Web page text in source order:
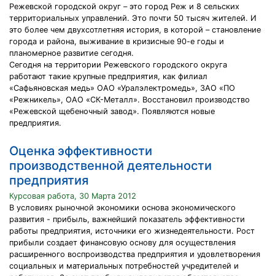
Режевской городской округ – это город Реж и 8 сельских
территориальных управлений. Это почти 50 тысяч жителей. И
это более чем двухсотлетняя история, в которой – становление
города и района, выживание в кризисные 90-е годы и
планомерное развитие сегодня.
Сегодня на территории Режевского городского округа
работают такие крупные предприятия, как филиал
«Сафьяновская медь» ОАО «Уралэлектромедь», ЗАО «ПО
«Режникель», ОАО «СК-Металл». Восстановил производство
«Режевской щебеночный завод». Появляются новые
предприятия.
Оценка эффективности
производственной деятельности
предприятия
Курсовая работа, 30 Марта 2012
В условиях рыночной экономики основа экономического
развития - прибыль, важнейший показатель эффективности
работы предприятия, источники его жизнедеятельности. Рост
прибыли создает финансовую основу для осуществления
расширенного воспроизводства предприятия и удовлетворения
социальных и материальных потребностей учредителей и